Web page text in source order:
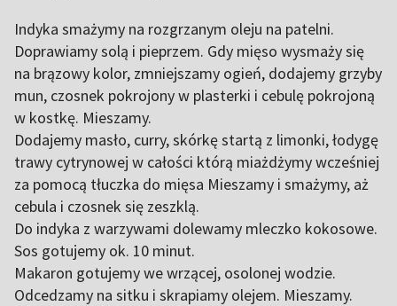
Indyka smażymy na rozgrzanym oleju na patelni.
Doprawiamy solą i pieprzem. Gdy mięso wysmaży się
na brązowy kolor, zmniejszamy ogień, dodajemy grzyby
mun, czosnek pokrojony w plasterki i cebulę pokrojoną
w kostkę. Mieszamy.
Dodajemy masło, curry, skórkę startą z limonki, łodygę
trawy cytrynowej w całości którą miażdżymy wcześniej
za pomocą tłuczka do mięsa Mieszamy i smażymy, aż
cebula i czosnek się zeszklą.
Do indyka z warzywami dolewamy mleczko kokosowe.
Sos gotujemy ok. 10 minut.
Makaron gotujemy we wrzącej, osolonej wodzie.
Odcedzamy na sitku i skrapiamy olejem. Mieszamy.